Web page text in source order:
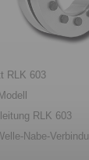
RLK 603
RLK 603
Nabe-